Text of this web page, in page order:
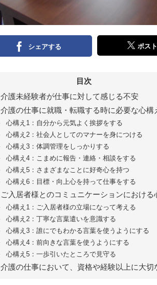
シェアする ポス
目次
介護未経験者が仕事に対して感じる不安
介護の仕事に就職・転職する時に必要な心構
心構え1：自分から元気よく挨拶をする
心構え2：社会人としてのマナーを身につける
心構え3：体調管理をしっかりする
心構え4：こまめに報告・連絡・相談をする
心構え5：さまざまなことに好奇心を持つ
心構え6：目標・向上心を持って仕事をする
ご入居者様とのコミュニケーションにおける
心構え1：ご入居者様の立場になって考える
心構え2：丁寧な言葉遣いを意識する
心構え3：誰にでもわかる言葉を使うようにする
心構え4：前向きな言葉を使うようにする
心構え5：一歩引いたところで見守る
介護の仕事において、資格や経験以上に大切